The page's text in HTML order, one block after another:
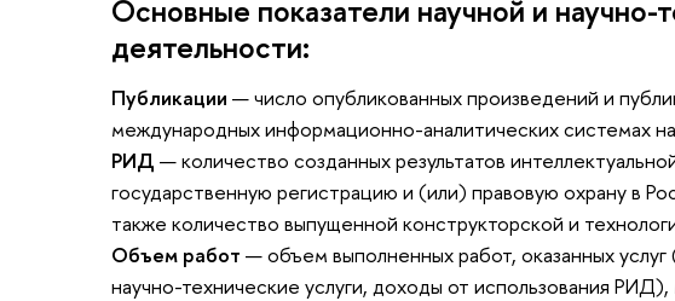
Основные показатели научной и научно-
деятельности:
Публикации — число опубликованных произведений и
международных информационно-аналитических системах
РИД — количество созданных результатов
государственную регистрацию и (или) правовую охрану в
также количество выпущенной конструкторской и
Объем работ — объем выполненных работ, оказанных услуг
научно-технические услуги, доходы от использования РИД),